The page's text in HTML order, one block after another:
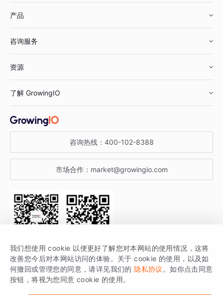
鞋服行业
汽车行业
金融行业
产品
智能运营
获客分析
咨询服务
资源
增长公开课
增长博客
开发者文档
SDK 文档
场景指南
了解 GrowingIO
关于 GrowingIO
增长大会
行业活动
咨询热线： 400-102-8388
市场合作： market@growingio.com
关注公众号 获取更多干货
GrowingIO 是专注于数据智能分析与增长的品牌，核心平台为 GrowingIO
分析云。
我们想使用 cookie 以便更好了解您对本网站的使用情况，这将
改善您今后对本网站访问的体验。关于 cookie 的使用，以及如
何撤回或管理您的同意，请详见我们的 隐私协议 。如你点击同意
按钮，将视为您同意 cookie 的使用。